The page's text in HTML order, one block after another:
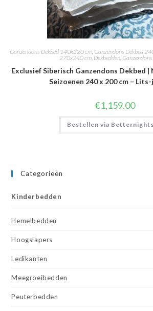
Ganzendons Dekbed 140x220 cm Ganzendons Dekbed
270x240 cm, Dekbedden,
Exclusief Siberisch Ganzendons Dekbed
Seizoenen 240 x 200 cm –
€1,159.00
Bestellen via
Categorieën
Kinderbedden
Hemelbedden
Hoogslapers
Ledikanten
Meegroeibedden
Peuterbedden